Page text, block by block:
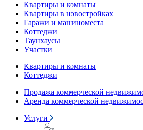
Квартиры и комнаты
Квартиры в новостройках
Гаражи и машиноместа
Коттеджи
Таунхаусы
Участки
Квартиры и комнаты
Коттеджи
Продажа коммерческой
Аренда коммерческой
Услуги